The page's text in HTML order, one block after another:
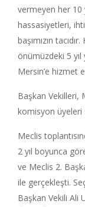
vermeyen her 10
hassasiyetleri,
başımızın
önümüzdeki 5
Mersin’e hizmet
Başkan Vekilleri,
komisyon üyeleri
Meclis
2 yıl boyunca
ve Meclis 2.
ile gerçekleşti.
Başkan Vekili Ali